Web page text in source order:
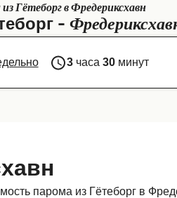
Гётеборг в Фредериксхавн
-
3часа 30минут
парома из Гётеборг в